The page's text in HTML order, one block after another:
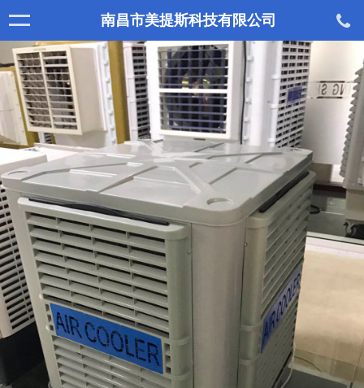
南昌市美提斯科技有限公司